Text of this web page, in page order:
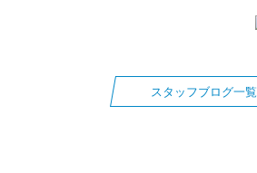
スタッフブログ一覧